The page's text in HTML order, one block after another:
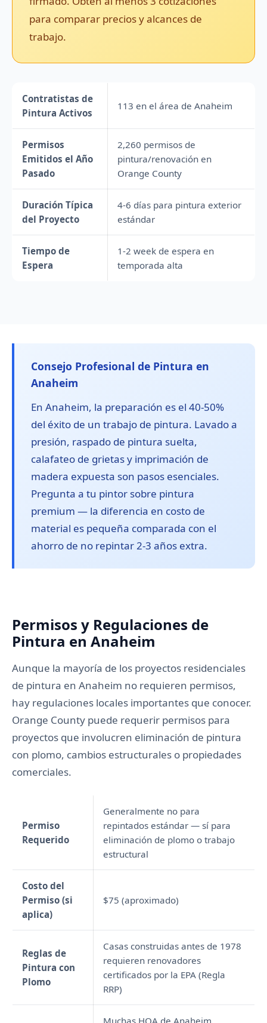
para comparar precios y alcances de
trabajo.
Contratistas de
Pintura Activos
113 en el área de Anaheim
Permisos
Emitidos el Año
Pasado
2,260 permisos de
pintura/renovación en
Orange County
Duración Típica
del Proyecto
4-6 días para pintura exterior
estándar
Tiempo de
Espera
1-2 week de espera en
temporada alta
Consejo Profesional de Pintura en
Anaheim
En Anaheim, la preparación es el 40-50%
del éxito de un trabajo de pintura. Lavado a
presión, raspado de pintura suelta,
calafateo de grietas y imprimación de
madera expuesta son pasos esenciales.
Pregunta a tu pintor sobre pintura
premium — la diferencia en costo de
material es pequeña comparada con el
ahorro de no repintar 2-3 años extra.
Permisos y Regulaciones de
Pintura en Anaheim
Aunque la mayoría de los proyectos residenciales
de pintura en Anaheim no requieren permisos,
hay regulaciones locales importantes que conocer.
Orange County puede requerir permisos para
proyectos que involucren eliminación de pintura
con plomo, cambios estructurales o propiedades
comerciales.
Permiso
Requerido
Generalmente no para
repintados estándar — sí para
eliminación de plomo o trabajo
estructural
Costo del
Permiso (si
aplica)
$75 (aproximado)
Reglas de
Pintura con
Plomo
Casas construidas antes de 1978
requieren renovadores
certificados por la EPA (Regla
RRP)